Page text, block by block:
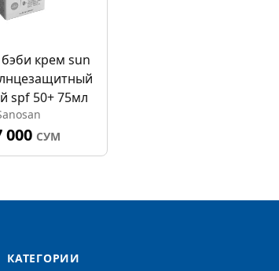
крем sun
spf 50+ 75мл
000 СУМ
КАТЕГОРИИ